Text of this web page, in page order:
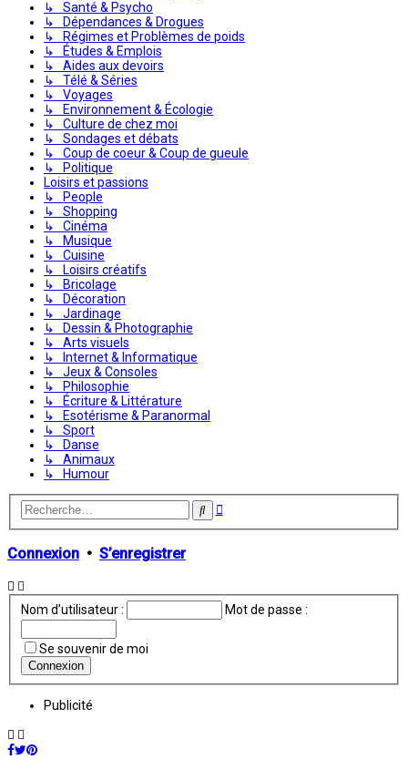
↳ Santé & Psycho
↳ Dépendances & Drogues
↳ Régimes et Problèmes de poids
↳ Études & Emplois
↳ Aides aux devoirs
↳ Télé & Séries
↳ Voyages
↳ Environnement & Écologie
↳ Culture de chez moi
↳ Sondages et débats
↳ Coup de coeur & Coup de gueule
↳ Politique
Loisirs et passions
↳ People
↳ Shopping
↳ Cinéma
↳ Musique
↳ Cuisine
↳ Loisirs créatifs
↳ Bricolage
↳ Décoration
↳ Jardinage
↳ Dessin & Photographie
↳ Arts visuels
↳ Internet & Informatique
↳ Jeux & Consoles
↳ Philosophie
↳ Écriture & Littérature
↳ Esotérisme & Paranormal
↳ Sport
↳ Danse
↳ Animaux
↳ Humour
Rechercher
Recherche
Connexion • S’enregistrer
Nom d’utilisateur : Mot de passe :
Se souvenir de moi
Publicité